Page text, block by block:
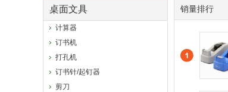
桌面文具
计算器
订书机
打孔机
订书针/起钉器
剪刀
销量排行